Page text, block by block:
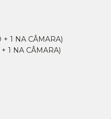
1 NA CÂMARA)
1 NA CÂMARA)